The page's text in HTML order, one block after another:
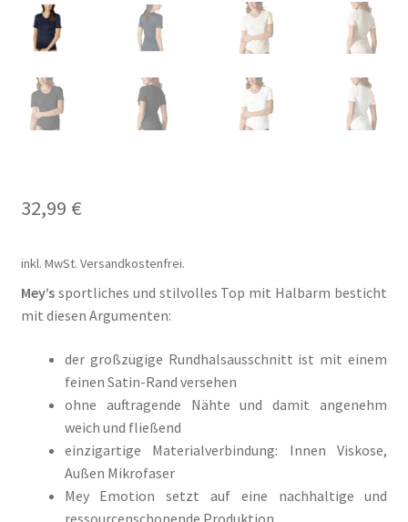
Cookie-Richtlinie
Datenschutzerklärung
Impresso
Impronta
Informações sobre o envio e formas de pagamento
Informazioni sui metodi di spedizione e di pagamento
32,99 €
inkl. MwSt. Versandkostenfrei.
Mey’ssportliches und stilvolles Top mit Halbarm besticht
mit diesen Argumenten:
der großzügige Rundhalsausschnitt ist mit einem
feinen Satin-Rand versehen
ohne auftragende Nähte und damit angenehm
weich und fließend
einzigartige Materialverbindung: Innen Viskose,
Außen Mikrofaser
Mey Emotion setzt auf eine nachhaltige und